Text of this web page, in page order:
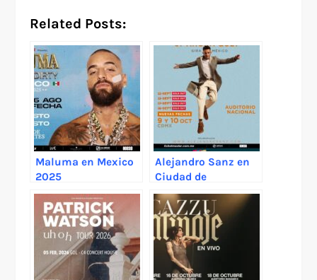
Related Posts:
Maluma en Mexico
2025
Alejandro Sanz en
Ciudad de
México 2025